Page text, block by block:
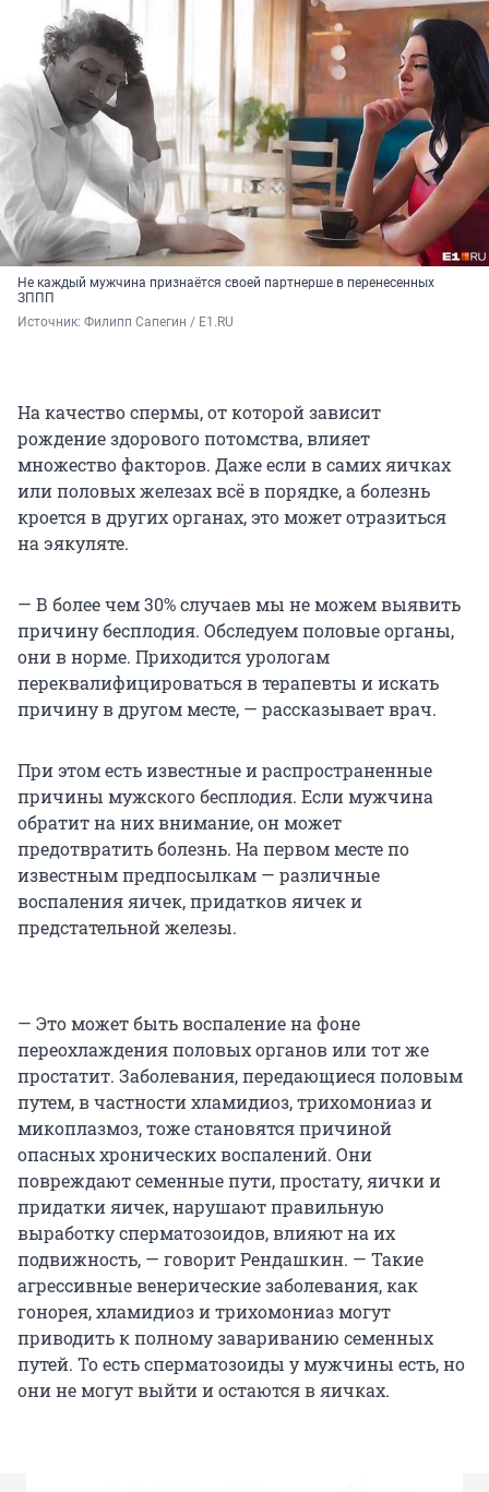
Не каждый мужчина признаётся своей партнерше в перенесенных
ЗППП
Источник: Филипп Сапегин / E1.RU
На качество спермы, от которой зависит
рождение здорового потомства, влияет
множество факторов. Даже если в самих яичках
или половых железах всё в порядке, а болезнь
кроется в других органах, это может отразиться
на эякуляте.
— В более чем 30% случаев мы не можем выявить
причину бесплодия. Обследуем половые органы,
они в норме. Приходится урологам
переквалифицироваться в терапевты и искать
причину в другом месте, — рассказывает врач.
При этом есть известные и распространенные
причины мужского бесплодия. Если мужчина
обратит на них внимание, он может
предотвратить болезнь. На первом месте по
известным предпосылкам — различные
воспаления яичек, придатков яичек и
предстательной железы.
— Это может быть воспаление на фоне
переохлаждения половых органов или тот же
простатит. Заболевания, передающиеся половым
путем, в частности хламидиоз, трихомониаз и
микоплазмоз, тоже становятся причиной
опасных хронических воспалений. Они
повреждают семенные пути, простату, яички и
придатки яичек, нарушают правильную
выработку сперматозоидов, влияют на их
подвижность, — говорит Рендашкин. — Такие
агрессивные венерические заболевания, как
гонорея, хламидиоз и трихомониаз могут
приводить к полному завариванию семенных
путей. То есть сперматозоиды у мужчины есть, но
они не могут выйти и остаются в яичках.